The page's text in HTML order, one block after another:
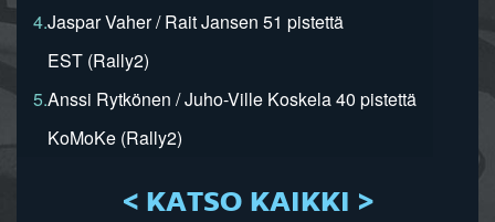
4.Jaspar Vaher / Rait Jansen 51 pistettä
EST (Rally2)
5.Anssi Rytkönen / Juho-Ville Koskela 40 pistettä
KoMoKe (Rally2)
< KATSO KAIKKI >